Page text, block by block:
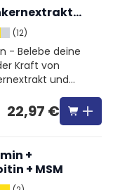
+ Vitamin
(12)
- Belebe deine
Kraft von
und
22,97 €
+
+ MSM